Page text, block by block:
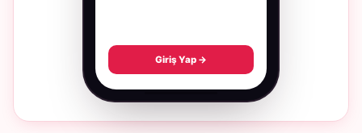
Giriş Yap →